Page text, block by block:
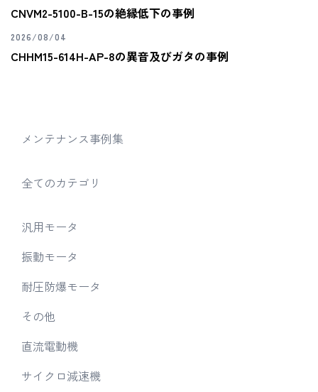
CNVM2-5100-B-15の絶縁低下の事例
2026/08/04
CHHM15-614H-AP-8の異音及びガタの事例
メンテナンス事例集
全てのカテゴリ
汎用モータ
振動モータ
耐圧防爆モータ
その他
直流電動機
サイクロ減速機